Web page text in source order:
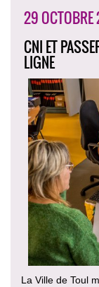
29
CNI ET
LIGNE
La Ville de Toul